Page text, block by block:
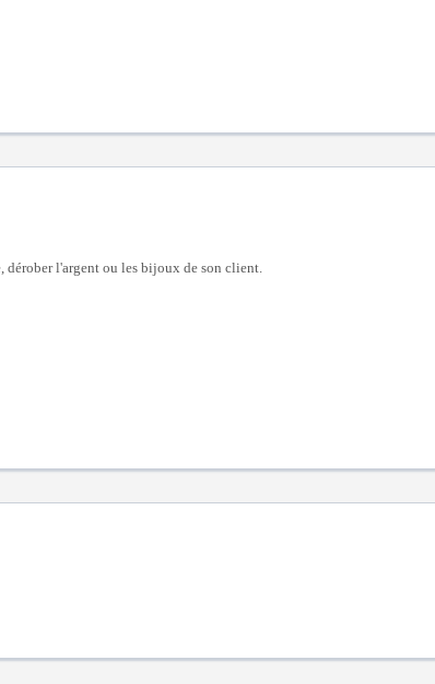
l'argent ou les bijoux de son client.